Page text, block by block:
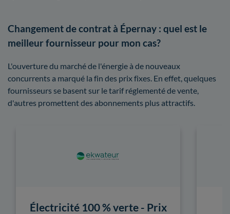
Changement de contrat à Épernay : quel est le
meilleur fournisseur pour mon cas?
L'ouverture du marché de l'énergie à de nouveaux
concurrents a marqué la fin des prix fixes. En effet, quelques
fournisseurs se basent sur le tarif réglementé de vente,
d'autres promettent des abonnements plus attractifs.
Électricité 100 % verte - Prix